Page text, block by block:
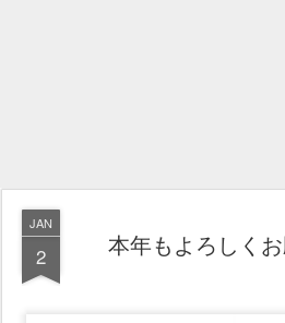
JAN
2 本年もよろしく